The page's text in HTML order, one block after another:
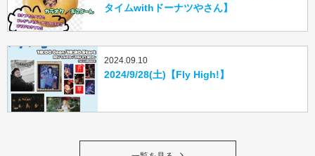
タイムwithドーナツやさん】
2024.09.10
2024/9/28(土)【Fly High!】